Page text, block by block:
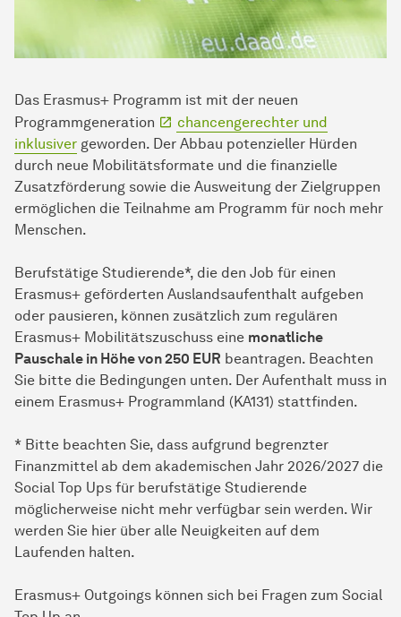
Das Erasmus+ Programm ist mit der neuen
Programmgeneration
chancengerechter und
inklusiver geworden. Der Abbau potenzieller Hürden
durch neue Mobilitätsformate und die finanzielle
Zusatzförderung sowie die Ausweitung der Zielgruppen
ermöglichen die Teilnahme am Programm für noch mehr
Menschen.
Berufstätige Studierende*, die den Job für einen
Erasmus+ geförderten Auslandsaufenthalt aufgeben
oder pausieren, können zusätzlich zum regulären
Erasmus+ Mobilitätszuschuss eine monatliche
Pauschale in Höhe von 250 EUR beantragen. Beachten
Sie bitte die Bedingungen unten. Der Aufenthalt muss in
einem Erasmus+ Programmland (KA131) stattfinden.
* Bitte beachten Sie, dass aufgrund begrenzter
Finanzmittel ab dem akademischen Jahr 2026/2027 die
Social Top Ups für berufstätige Studierende
möglicherweise nicht mehr verfügbar sein werden. Wir
werden Sie hier über alle Neuigkeiten auf dem
Laufenden halten.
Erasmus+ Outgoings können sich bei Fragen zum Social